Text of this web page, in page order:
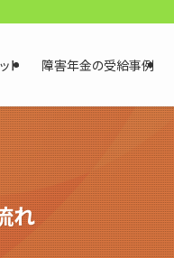
害年金相談センター
ト 障害年金の受給事例
れ